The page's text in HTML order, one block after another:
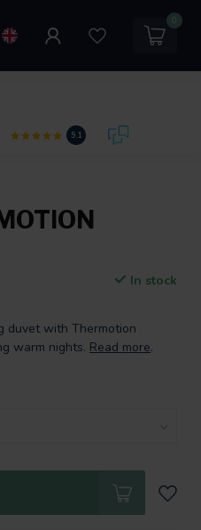
0
9.1
In stock
duvet with Thermotion
warm nights. Read more.